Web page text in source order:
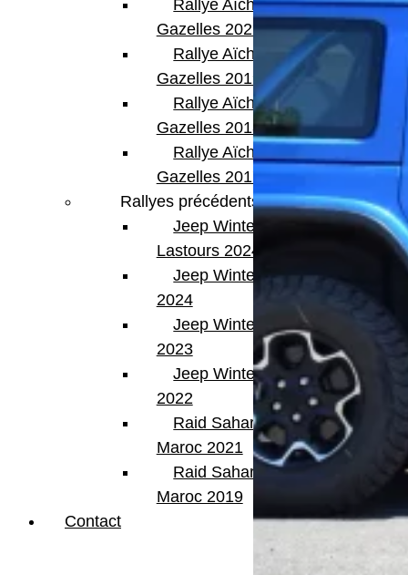
Rallye Aïcha des
Gazelles 2021 -30th
Rallye Aïcha des
Gazelles 2019
Rallye Aïcha des
Gazelles 2018
Rallye Aïcha des
Gazelles 2017
Rallyes précédents
Jeep Winter
Lastours 2024
Jeep Winter Tour
2024
Jeep Winter Tour
2023
Jeep Winter Tour
2022
Raid Sahara Tour
Maroc 2021
Raid Sahara Tour
Maroc 2019
Contact